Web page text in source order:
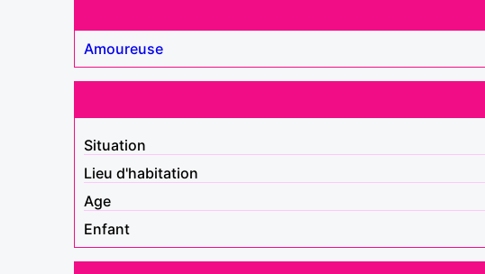
Amoureuse
Situation
Lieu d'habitation
Age
Enfant